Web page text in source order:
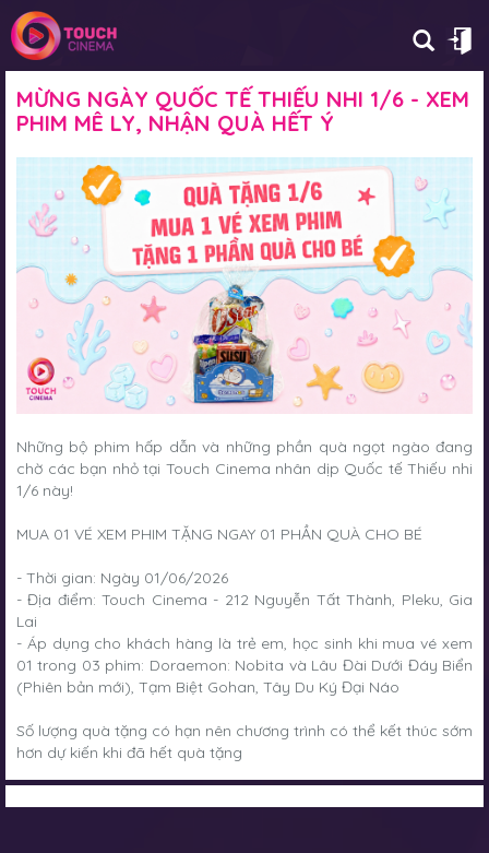
MỪNG NGÀY QUỐC TẾ THIẾU NHI 1/6 - XEM
PHIM MÊ LY, NHẬN QUÀ HẾT Ý
Những bộ phim hấp dẫn và những phần quà ngọt ngào đang
chờ các bạn nhỏ tại Touch Cinema nhân dịp Quốc tế Thiếu nhi
1/6 này!
MUA 01 VÉ XEM PHIM TẶNG NGAY 01 PHẦN QUÀ CHO BÉ
- Thời gian: Ngày 01/06/2026
- Địa điểm: Touch Cinema - 212 Nguyễn Tất Thành, Pleku, Gia
Lai
- Áp dụng cho khách hàng là trẻ em, học sinh khi mua vé xem
01 trong 03 phim: Doraemon: Nobita và Lâu Đài Dưới Đáy Biển
(Phiên bản mới), Tạm Biệt Gohan, Tây Du Ký Đại Náo
Số lượng quà tặng có hạn nên chương trình có thể kết thúc sớm
hơn dự kiến khi đã hết quà tặng